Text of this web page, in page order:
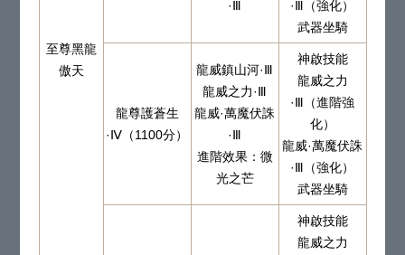
至尊黑龍
傲天
·Ⅲ
·Ⅲ（強化）
武器坐騎
龍尊護蒼生
·Ⅳ（1100分）
龍威鎮山河·Ⅲ
龍威之力·Ⅲ
龍威·萬魔伏誅
·Ⅲ
進階效果：微
光之芒
神啟技能
龍威之力
·Ⅲ（進階強
化）
龍威·萬魔伏誅
·Ⅲ（強化）
武器坐騎
神啟技能
龍威之力